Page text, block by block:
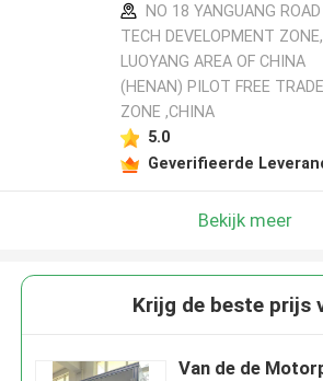
NO 18 YANGUANG
TECH DEVELOPMENT ZONE,
LUOYANG AREA OF CHINA
(HENAN) PILOT FREE TRADE
ZONE ,CHINA
5.0
Geverifieerde
Bekijk meer
Krijg de beste prijs
Van de de